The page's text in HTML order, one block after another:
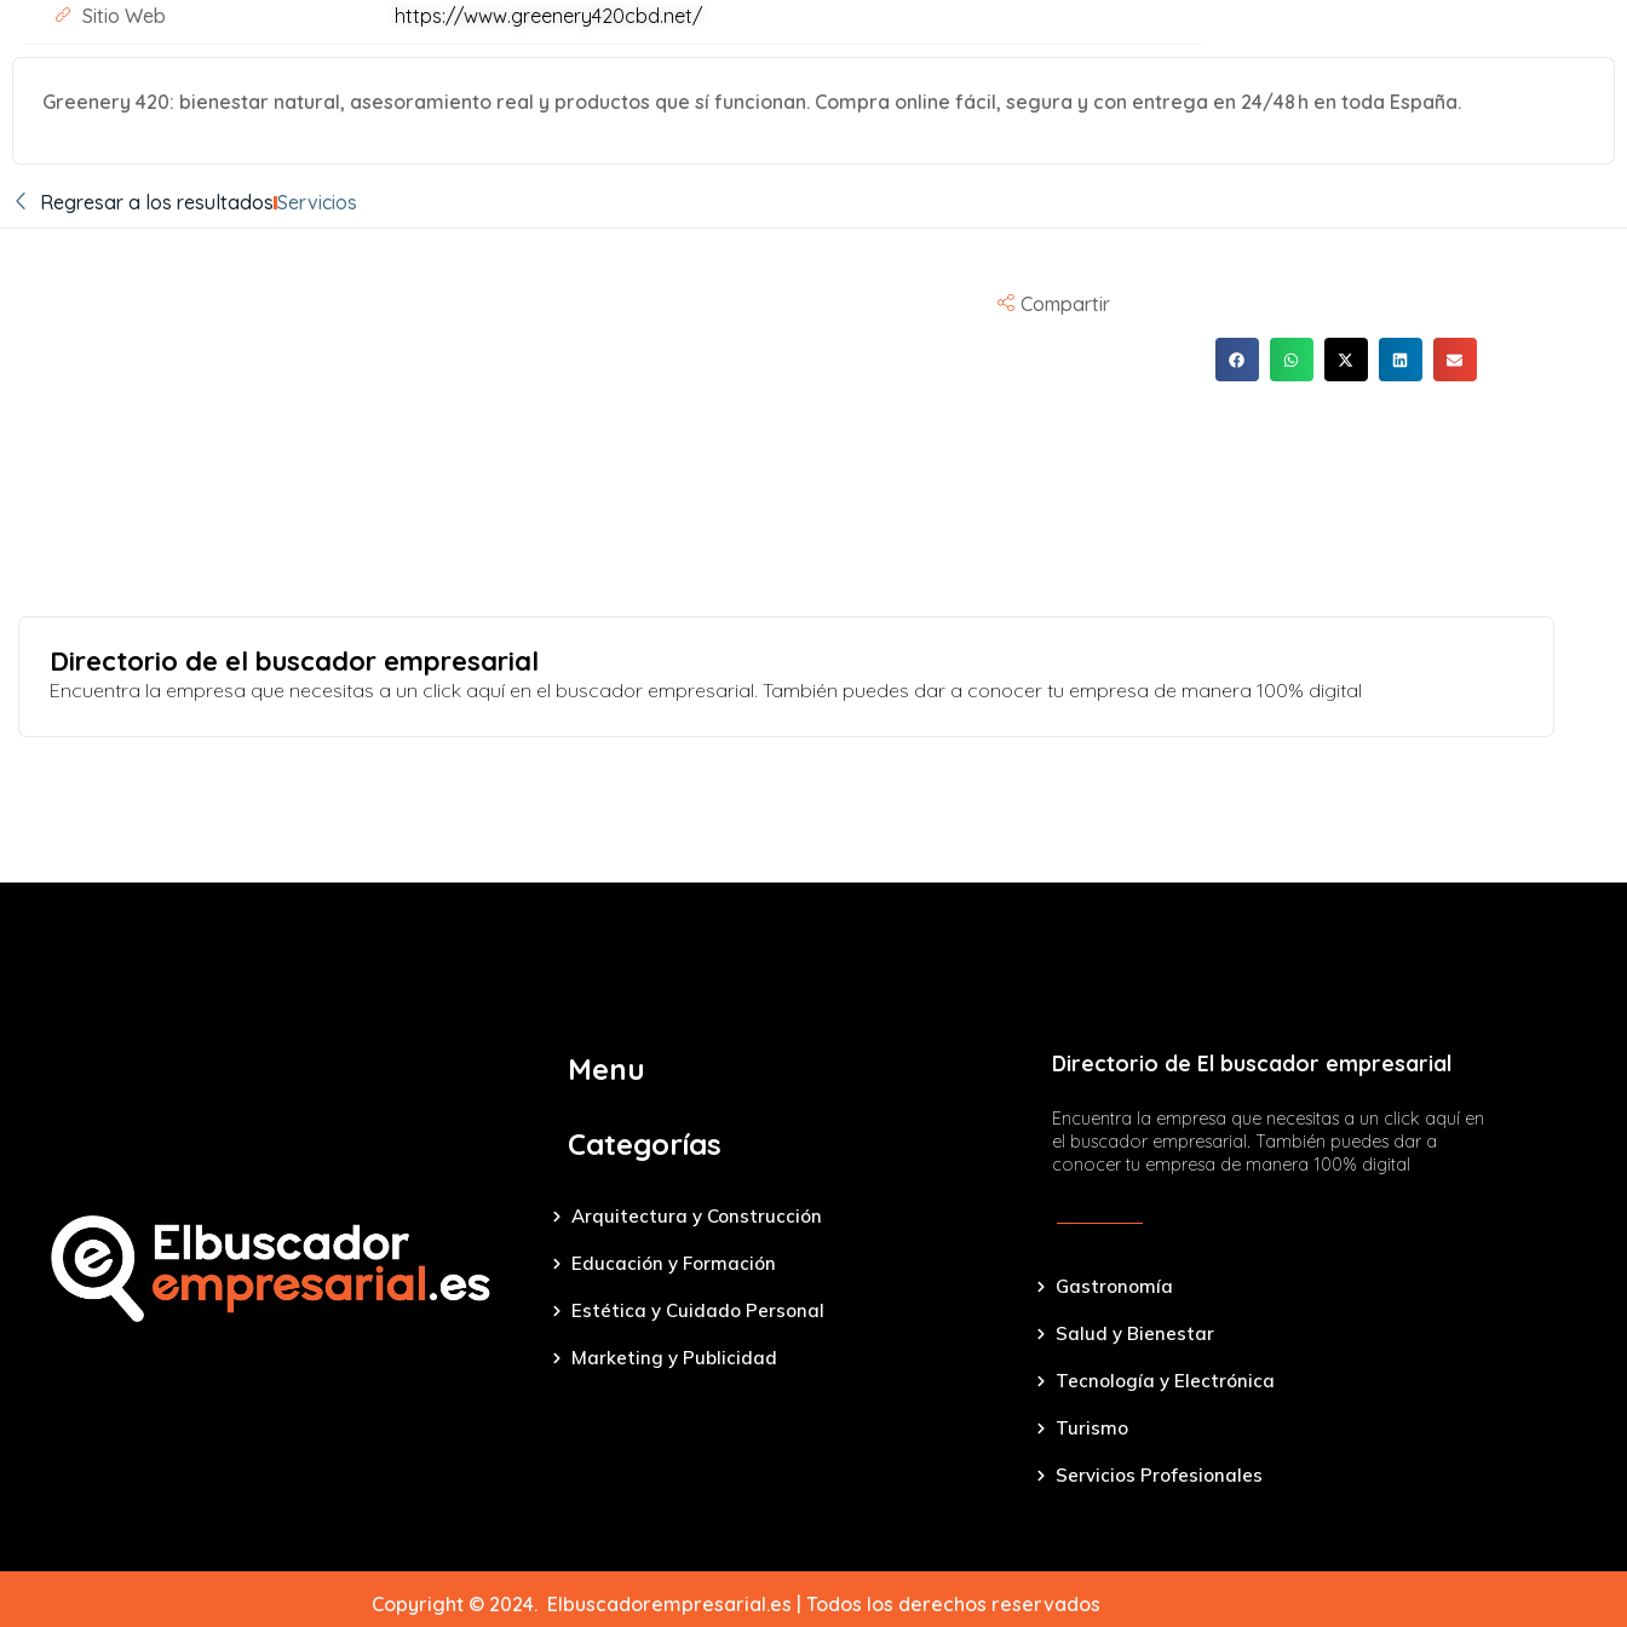
Sitio Web https://www.greenery420cbd.net/
Greenery 420: bienestar natural, asesoramiento real y productos que sí funcionan. Compra online fácil, segura y con entrega en 24/48 h en toda España.
Regresar a los resultadosServicios
Compartir
Directorio de el buscador empresarial
Encuentra la empresa que necesitas a un click aquí en el buscador empresarial. También puedes dar a conocer tu empresa de manera 100% digital
Menu
Categorías
Arquitectura y Construcción
Educación y Formación
Estética y Cuidado Personal
Marketing y Publicidad
Directorio de El buscador empresarial
Encuentra la empresa que necesitas a un click aquí en
el buscador empresarial. También puedes dar a
conocer tu empresa de manera 100% digital
Gastronomía
Salud y Bienestar
Tecnología y Electrónica
Turismo
Servicios Profesionales
Copyright © 2024. Elbuscadorempresarial.es | Todos los derechos reservados